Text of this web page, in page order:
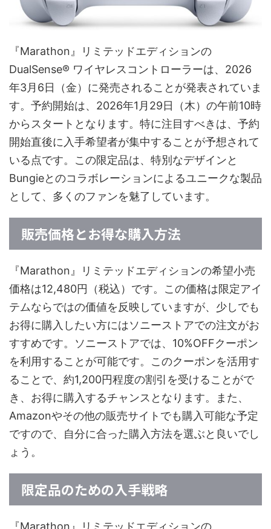
『Marathon』リミテッドエディションの
DualSense® ワイヤレスコントローラーは、2026
年3月6日（金）に発売されることが発表されていま
す。予約開始は、2026年1月29日（木）の午前10時
からスタートとなります。特に注目すべきは、予約
開始直後に入手希望者が集中することが予想されて
いる点です。この限定品は、特別なデザインと
Bungieとのコラボレーションによるユニークな製品
として、多くのファンを魅了しています。
販売価格とお得な購入方法
『Marathon』リミテッドエディションの希望小売
価格は12,480円（税込）です。この価格は限定アイ
テムならではの価値を反映していますが、少しでも
お得に購入したい方にはソニーストアでの注文がお
すすめです。ソニーストアでは、10%OFFクーポン
を利用することが可能です。このクーポンを活用す
ることで、約1,200円程度の割引を受けることがで
き、お得に購入するチャンスとなります。また、
Amazonやその他の販売サイトでも購入可能な予定
ですので、自分に合った購入方法を選ぶと良いでし
ょう。
限定品のための入手戦略
『Marathon』リミテッドエディションの